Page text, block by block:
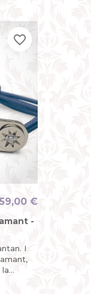
-
I
€
favorite_border
favorite_border
favorite_border